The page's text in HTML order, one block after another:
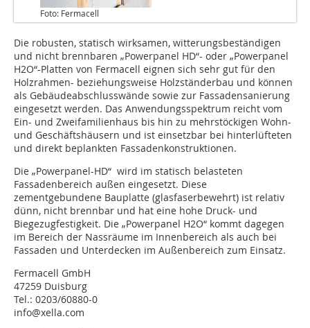
Foto: Fermacell
Die robusten, statisch wirksamen, witterungsbeständigen
und nicht brennbaren „Powerpanel HD“- oder „Powerpanel
H2O“-Platten von Fermacell eignen sich sehr gut für den
Holzrahmen- beziehungsweise Holzständerbau und können
als Gebäudeabschlusswände sowie zur Fassadensanierung
eingesetzt werden. Das Anwendungsspektrum reicht vom
Ein- und Zweifamilienhaus bis hin zu mehrstöckigen Wohn-
und Geschäftshäusern und ist einsetzbar bei hinterlüfteten
und direkt beplankten Fassadenkonstruktionen.
Die „Powerpanel-HD“ wird im statisch belasteten
Fassadenbereich außen eingesetzt. ­Diese
zementgebundene Bauplatte (glasfaserbewehrt) ist re­­lativ
dünn, nicht brennbar und hat eine hohe Druck- und
Biegezugfestigkeit. Die „Powerpanel H2O“ kommt dagegen
im Bereich der Nassräume im Innenbereich als auch bei
Fassaden und Unterdecken im Außenbereich zum Einsatz.
Fermacell GmbH
47259 Duisburg
Tel.: 0203/60880-0
info@xella.com